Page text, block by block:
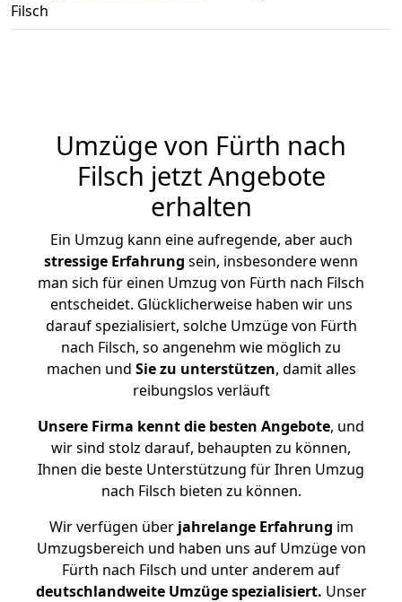
Filsch
Umzüge von Fürth nach
Filsch jetzt Angebote
erhalten
Ein Umzug kann eine aufregende, aber auch
stressige Erfahrung sein, insbesondere wenn
man sich für einen Umzug von Fürth nach Filsch
entscheidet. Glücklicherweise haben wir uns
darauf spezialisiert, solche Umzüge von Fürth
nach Filsch, so angenehm wie möglich zu
machen und Sie zu unterstützen, damit alles
reibungslos verläuft
Unsere Firma kennt die besten Angebote, und
wir sind stolz darauf, behaupten zu können,
Ihnen die beste Unterstützung für Ihren Umzug
nach Filsch bieten zu können.
Wir verfügen überjahrelange Erfahrung im
Umzugsbereich und haben uns auf Umzüge von
Fürth nach Filsch und unter anderem auf
deutschlandweite Umzüge spezialisiert. Unser